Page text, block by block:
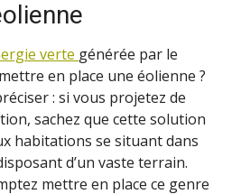
verte générée par le
en place une éolienne ?
: si vous projetez de
sachez que cette solution
habitations se situant dans
d’un vaste terrain.
mettre en place ce genre